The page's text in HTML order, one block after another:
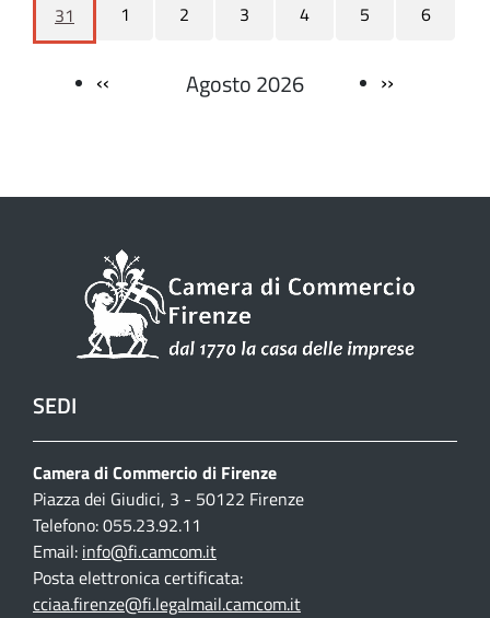
31 1 2 3 4 5 6
Paginazione
‹‹ ››
Agosto 2026
SEDI
Camera di Commercio di Firenze
Piazza dei Giudici, 3 - 50122 Firenze
Telefono: 055.23.92.11
Email: info@fi.camcom.it
Posta elettronica certificata:
cciaa.firenze@fi.legalmail.camcom.it